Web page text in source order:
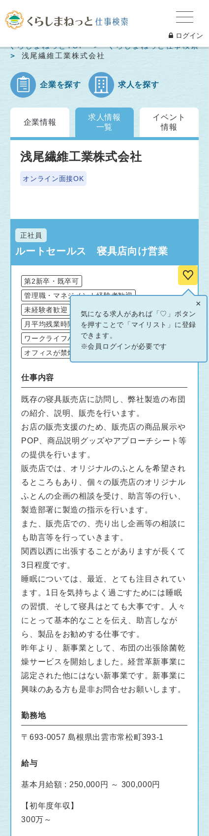
ログイン
くらしまねっとTOP
くらしまねっと仕事検索
浅尾繊維工業株式会社
企業を探す 求人を探す
企業情報
求人情報
一覧
イベント
情報
浅尾繊維工業株式会社
オンライン面接OK
正社員
ルートセールス 寝具店向け営業
第2新卒・既卒可
管理職・マネジメント経験者歓迎
未経験者歓迎
オンライン面接可
転勤なし
月平均残業時間20時間以内
BtoB
ワークライフバランスが良い
オフィスが禁煙・分煙
仕事内容
既存の寝具販売店に訪問し、弊社製造の布団
の紹介、説明、販売を行います。
お店の販売支援のため、販売店の商品展示や
POP、商品説明グッズやアプローチシート等
の提供を行います。
販売店では、オリジナルのふとんを希望され
るところもあり、個々の販売店のオリジナル
ふとんの企画の相談を受け、助言等の行い、
製造部署に製造の指示を行います。
また、販売店での、売り出し企画等の相談に
も助言等を行っていきます。
関西以西に出張することがありますが長くて
3日程度です。
睡眠については、最近、とても注目されてい
ます。1日を気持ちよく過ごすためには睡眠
の習慣、そして寝具はとても大事です。人々
にとって基本的なことを伝え、助言しなが
ら、製品をお勧めする仕事です。
昨年より、新事業として、布団の出張除菌乾
燥サービスを開始しました。経営革新事業に
認定された他にはない新事業です。新事業に
興味のある方も是非お問合せお願いします。
勤務地
〒693-0057 島根県出雲市常松町393-1
給与
基本月給額 : 250,000円 ～ 300,000円
【初年度年収】
300万～
×
気になる求人があれば「♡」ボタン
を押すことで「マイリスト」に登録
できます。
※会員ログインが必要です